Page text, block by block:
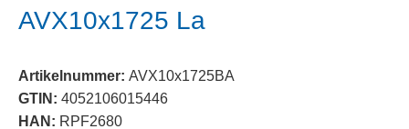
AVX10x1725 La
Artikelnummer: AVX10x1725BA
GTIN: 4052106015446
HAN: RPF2680